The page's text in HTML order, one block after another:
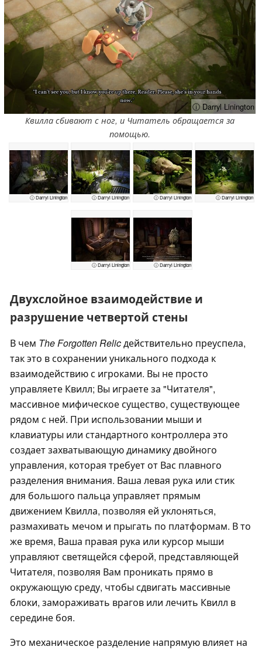
ⓘ Darryl Linington
Квилла сбивают с ног, и Читатель обращается за
помощью.
ⓘ Darryl Linington ⓘ Darryl Linington ⓘ Darryl Linington ⓘ Darryl Linington
ⓘ Darryl Linington ⓘ Darryl Linington
Двухслойное взаимодействие и
разрушение четвертой стены
В чем The Forgotten Relicдействительно преуспела,
так это в сохранении уникального подхода к
взаимодействию с игроками. Вы не просто
управляете Квилл; Вы играете за "Читателя",
массивное мифическое существо, существующее
рядом с ней. При использовании мыши и
клавиатуры или стандартного контроллера это
создает захватывающую динамику двойного
управления, которая требует от Вас плавного
разделения внимания. Ваша левая рука или стик
для большого пальца управляет прямым
движением Квилла, позволяя ей уклоняться,
размахивать мечом и прыгать по платформам. В то
же время, Ваша правая рука или курсор мыши
управляют светящейся сферой, представляющей
Читателя, позволяя Вам проникать прямо в
окружающую среду, чтобы сдвигать массивные
блоки, замораживать врагов или лечить Квилл в
середине боя.
Это механическое разделение напрямую влияет на